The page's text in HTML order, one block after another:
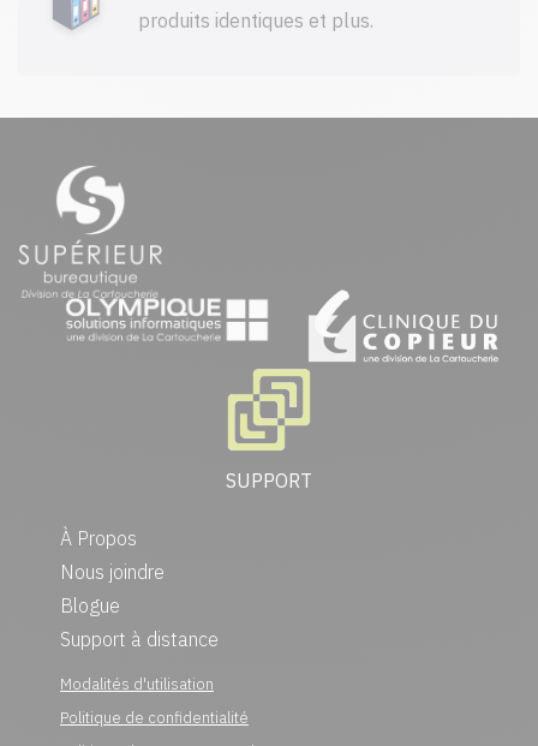
produits identiques et plus.
SUPPORT
À Propos
Nous joindre
Blogue
Support à distance
Modalités d'utilisation
Politique de confidentialité